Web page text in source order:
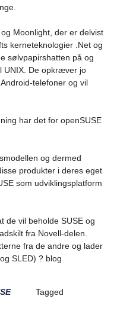
Moonlight, der er delvist
kerneteknologier .Net og
sølvpapirshatten på og
UNIX. De opkræver jo
telefoner og vil
har det for openSUSE
og dermed
produkter i deres eget
som udviklingsplatform
de vil beholde SUSE og
fra Novell-delen.
fra de andre og lader
SLED) ? blog
Tagged